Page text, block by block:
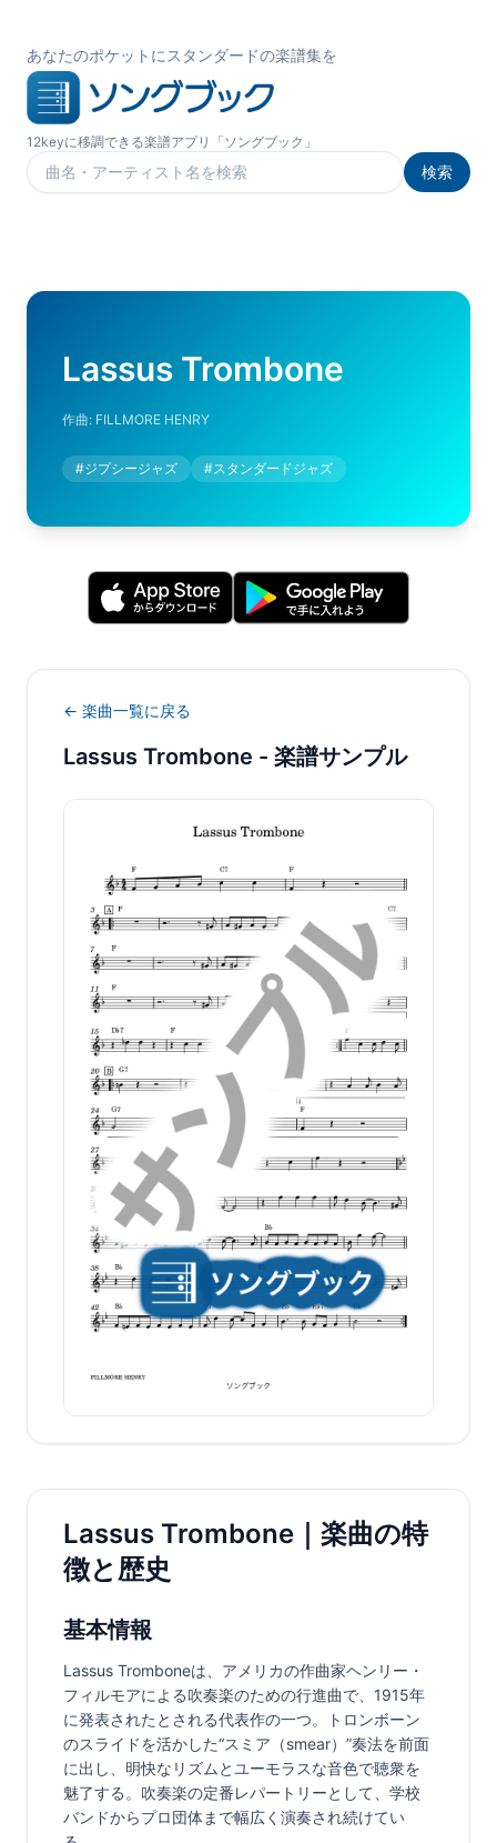
あなたのポケットにスタンダードの楽譜集を
12keyに移調できる楽譜アプリ「ソングブック」
楽曲を検索
検索
Lassus Trombone
作曲: FILLMORE HENRY
#ジプシージャズ #スタンダードジャズ
← 楽曲一覧に戻る
Lassus Trombone - 楽譜サンプル
Lassus Trombone｜楽曲の特
徴と歴史
基本情報
Lassus Tromboneは、アメリカの作曲家ヘンリー・
フィルモアによる吹奏楽のための行進曲で、1915年
に発表されたとされる代表作の一つ。トロンボーン
のスライドを活かした“スミア（smear）”奏法を前面
に出し、明快なリズムとユーモラスな音色で聴衆を
魅了する。吹奏楽の定番レパートリーとして、学校
バンドからプロ団体まで幅広く演奏され続けてい